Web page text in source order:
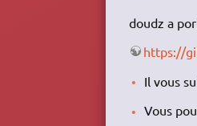
doudz a
https://
Il vous
Vous